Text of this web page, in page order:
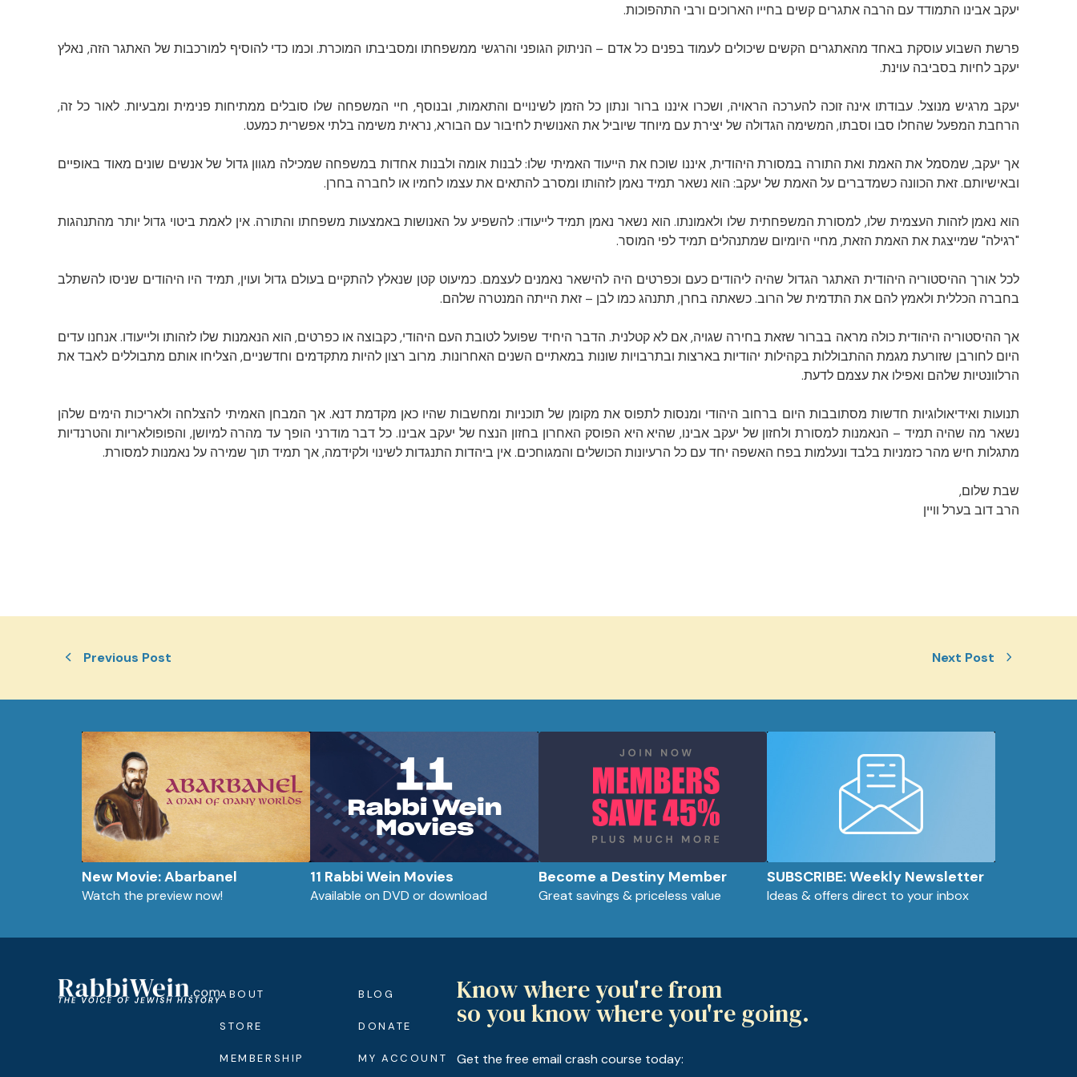
יעקב אבינו התמודד עם הרבה אתגרים קשים בחייו הארוכים ורבי התהפוכות.
פרשת השבוע עוסקת באחד מהאתגרים הקשים שיכולים לעמוד בפנים כל אדם – הניתוק הגופני והרגשי ממשפחתו ומסביבתו המוכרת. וכמו כדי להוסיף למורכבות של האתגר הזה, נאלץ
יעקב לחיות בסביבה עוינת.
יעקב מרגיש מנוצל. עבודתו אינה זוכה להערכה הראויה, ושכרו איננו ברור ונתון כל הזמן לשינויים והתאמות, ובנוסף, חיי המשפחה שלו סובלים ממתיחות פנימית ומבעיות. לאור כל זה,
הרחבת המפעל שהחלו סבו וסבתו, המשימה הגדולה של יצירת עם מיוחד שיוביל את האנושית לחיבור עם הבורא, נראית משימה בלתי אפשרית כמעט.
אך יעקב, שמסמל את האמת ואת התורה במסורת היהודית, איננו שוכח את הייעוד האמיתי שלו: לבנות אומה ולבנות אחדות במשפחה שמכילה מגוון גדול של אנשים שונים מאוד באופיים
ובאישיותם. זאת הכוונה כשמדברים על האמת של יעקב: הוא נשאר תמיד נאמן לזהותו ומסרב להתאים את עצמו לחמיו או לחברה בחרן.
הוא נאמן לזהות העצמית שלו, למסורת המשפחתית שלו ולאמונתו. הוא נשאר נאמן תמיד לייעודו: להשפיע על האנושות באמצעות משפחתו והתורה. אין לאמת ביטוי גדול יותר מהתנהגות
"רגילה" שמייצגת את האמת הזאת, מחיי היומיום שמתנהלים תמיד לפי המוסר.
לכל אורך ההיסטוריה היהודית האתגר הגדול שהיה ליהודים כעם וכפרטים היה להישאר נאמנים לעצמם. כמיעוט קטן שנאלץ להתקיים בעולם גדול ועוין, תמיד היו היהודים שניסו להשתלב
בחברה הכללית ולאמץ להם את התדמית של הרוב. כשאתה בחרן, תתנהג כמו לבן – זאת הייתה המנטרה שלהם.
אך ההיסטוריה היהודית כולה מראה בברור שזאת בחירה שגויה, אם לא קטלנית. הדבר היחיד שפועל לטובת העם היהודי, כקבוצה או כפרטים, הוא הנאמנות שלו לזהותו ולייעודו. אנחנו עדים
היום לחורבן שזורעת מגמת ההתבוללות בקהילות יהודיות בארצות ובתרבויות שונות במאתיים השנים האחרונות. מרוב רצון להיות מתקדמים וחדשניים, הצליחו אותם מתבוללים לאבד את
הרלוונטיות שלהם ואפילו את עצמם לדעת.
תנועות ואידיאולוגיות חדשות מסתובבות היום ברחוב היהודי ומנסות לתפוס את מקומן של תוכניות ומחשבות שהיו כאן מקדמת דנא. אך המבחן האמיתי להצלחה ולאריכות הימים שלהן
נשאר מה שהיה תמיד – הנאמנות למסורת ולחזון של יעקב אבינו, שהיא היא הפוסק האחרון בחזון הנצח של יעקב אבינו. כל דבר מודרני הופך עד מהרה למיושן, והפופולאריות והטרנדיות
מתגלות חיש מהר כזמניות בלבד ונעלמות בפח האשפה יחד עם כל הרעיונות הכושלים והמגוחכים. אין ביהדות התנגדות לשינוי ולקידמה, אך תמיד תוך שמירה על נאמנות למסורת.
שבת שלום,
הרב דוב בערל וויין
Previous Post Next Post
New Movie: Abarbanel
Watch the preview now!
11 Rabbi Wein Movies
Available on DVD or download
Become a Destiny Member
Great savings & priceless value
SUBSCRIBE: Weekly Newsletter
Ideas & offers direct to your inbox
ABOUT
STORE
MEMBERSHIP
BLOG
DONATE
MY ACCOUNT
Know where you're from
so you know where you're going.
Get the free email crash course today: